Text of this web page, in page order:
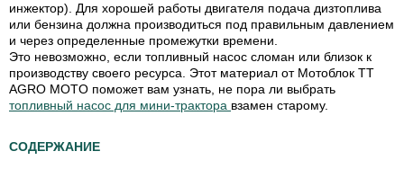
инжектор). Для хорошей работы двигателя подача дизтоплива
или бензина должна производиться под правильным давлением
и через определенные промежутки времени.
Это невозможно, если топливный насос сломан или близок к
производству своего ресурса. Этот материал от Мотоблок TT
AGRO MOTO поможет вам узнать, не пора ли выбрать
топливный насос для мини-трактора взамен старому.
СОДЕРЖАНИЕ